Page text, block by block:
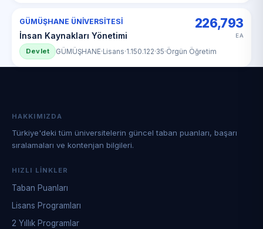
GÜMÜŞHANE ÜNİVERSİTESİ
İnsan Kaynakları Yönetimi
226,793
EA
Devlet GÜMÜŞHANE·Lisans·1.150.122·35·Örgün Öğretim
HAKKIMIZDA
Türkiye'deki tüm üniversitelerin güncel taban puanları, başarı
sıralamaları ve kontenjan bilgileri.
HIZLI LINKLER
Taban Puanları
Lisans Programları
2 Yıllık Programlar